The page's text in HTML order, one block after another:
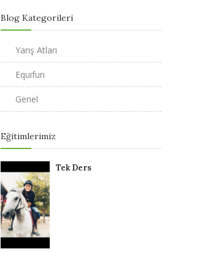
Blog Kategorileri
Yarış Atları
Equifun
Genel
Eğitimlerimiz
Tek Ders